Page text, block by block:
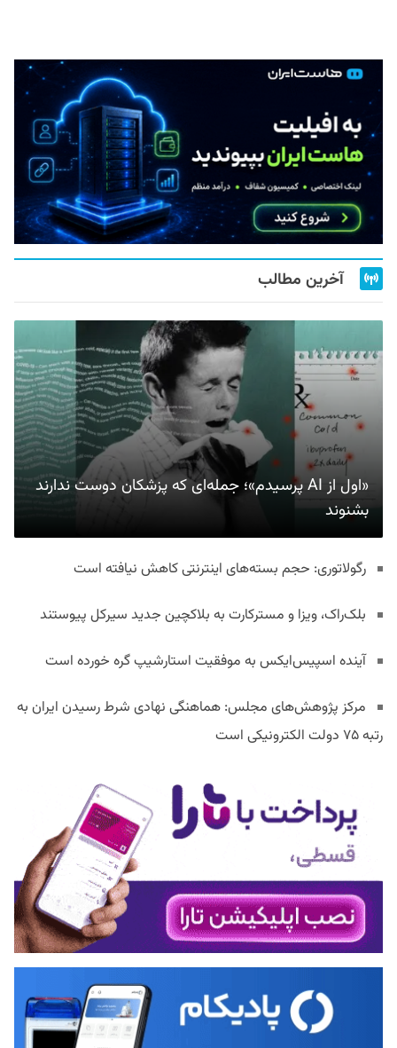
آخرین مطالب
«اول از AI پرسیدم»؛ جمله‌ای که پزشکان دوست ندارند
بشنوند
رگولاتوری: حجم بسته‌های اینترنتی کاهش نیافته است
بلک‌راک، ویزا و مسترکارت به بلاکچین جدید سیرکل پیوستند
آینده اسپیس‌ایکس به موفقیت استارشیپ گره خورده است
مرکز پژوهش‌های مجلس: هماهنگی نهادی شرط رسیدن ایران به
رتبه ۷۵ دولت الکترونیکی است